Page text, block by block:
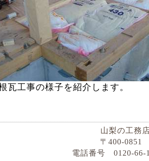
瓦工事の様子を紹介します。
山梨の工務
〒400-0851
電話番号 0120-66-